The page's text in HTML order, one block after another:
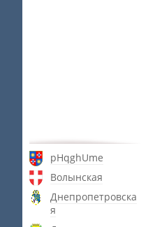
pHqghUme
Волынская
Днепропетровска
я